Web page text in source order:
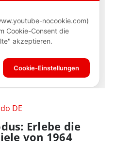
DE
Erlebe die
von 1964